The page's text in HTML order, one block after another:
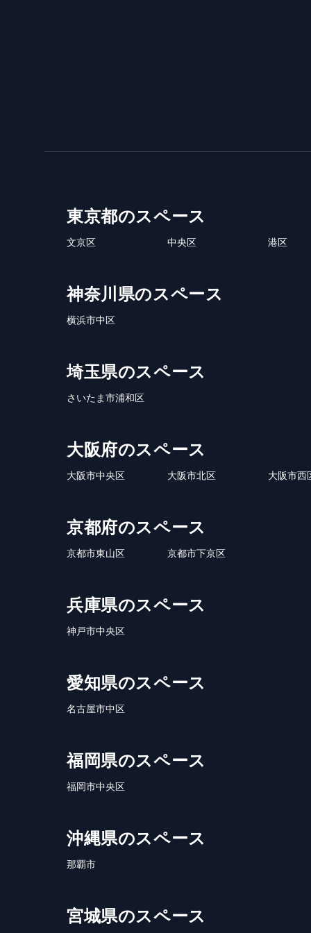
東京都のスペース
文京区 中央区 港区
神奈川県のスペース
横浜市中区
埼玉県のスペース
さいたま市浦和区
大阪府のスペース
大阪市中央区 大阪市北区 大阪市西
京都府のスペース
京都市東山区 京都市下京区
兵庫県のスペース
神戸市中央区
愛知県のスペース
名古屋市中区
福岡県のスペース
福岡市中央区
沖縄県のスペース
那覇市
宮城県のスペース